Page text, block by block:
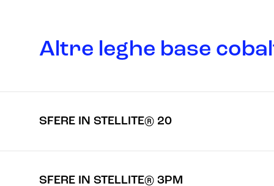
Altre leghe base
SFERE IN STELLITE® 20
SFERE IN STELLITE® 3PM